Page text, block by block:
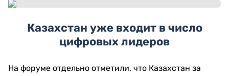
Казахстан уже входит в число
цифровых лидеров
На форуме отдельно отметили, что Казахстан за